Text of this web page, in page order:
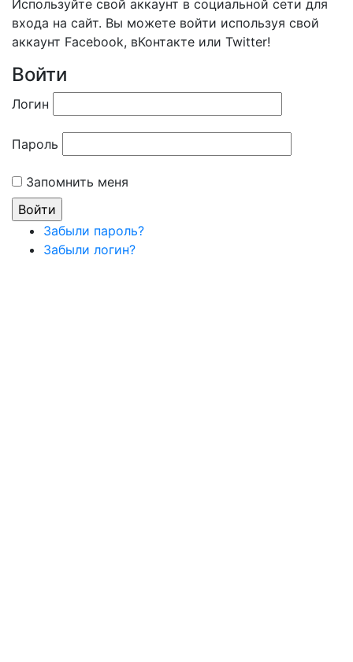
Используйте свой аккаунт в социальной сети для
входа на сайт. Вы можете войти используя свой
аккаунт Facebook, вКонтакте или Twitter!
Войти
Логин
Пароль
Запомнить меня
Забыли пароль?
Забыли логин?